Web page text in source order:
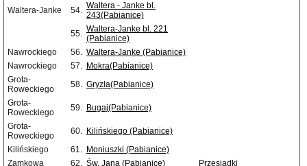
Waltera-Janke
54. Waltera - Janke bl.
243(Pabianice)
55. Waltera-Janke bl. 221
(Pabianice)
Nawrockiego
56. Waltera-Janke (Pabianice)
Nawrockiego
57. Mokra(Pabianice)
Grota-
Roweckiego
58. Gryzla(Pabianice)
Grota-
Roweckiego
59. Bugaj(Pabianice)
Grota-
Roweckiego
60. Kilińskiego (Pabianice)
Kilińskiego
61. Moniuszki (Pabianice)
Zamkowa
62. Św. Jana (Pabianice) Przesiadki